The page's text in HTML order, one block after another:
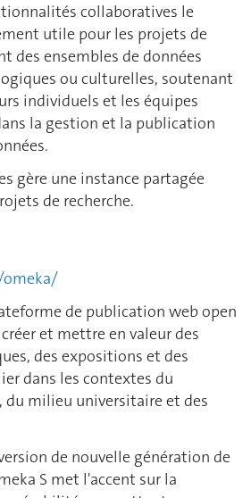
collaboratives le
utile pour les projets de
des ensembles de données
ou culturelles, soutenant
individuels et les équipes
la gestion et la publication
gère une instance partagée
de recherche.
de publication web open
et mettre en valeur des
des expositions et des
dans les contextes du
milieu universitaire et des
de nouvelle génération de
S met l'accent sur la